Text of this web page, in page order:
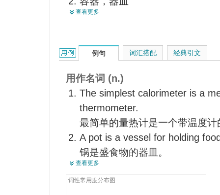
【植】导管
飞船，飞机
【解、动】管
大船，轮船
查看更多
vessel的用法和样例：
例句
用作名词 (n.)
The simplest calorimeter is a
thermometer.
最简单的量热计是一个带温度
A pot is a vessel for holding
锅是盛食物的器皿。
They plotted the new position
他们标明每艘船的新位置。
查看更多
词性常用度分布图
词汇搭配 经典引文